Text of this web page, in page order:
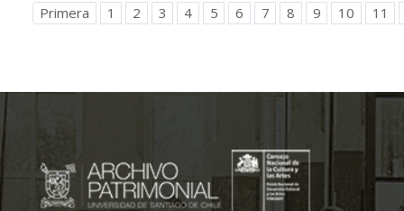
Primera 1 2 3 4 5 6 7 8 9 10 11